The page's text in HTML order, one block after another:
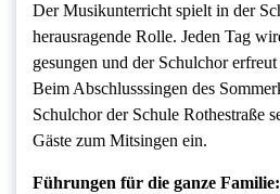
Der Musikunterricht spielt in der
herausragende Rolle. Jeden Tag
gesungen und der Schulchor
Beim Abschlusssingen des
Schulchor der Schule Rothestraße
Gäste zum Mitsingen ein.
Führungen für die ganze Familie: